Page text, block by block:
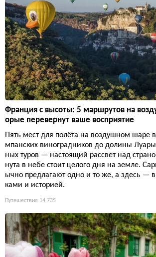
Франция с высоты: 5 маршрутов на
орые перевернут ваше восприятие
Пять мест для полёта на воздушном шаре
мпанских виноградников до долины
ных туров — настоящий рассвет над
нута в небе стоит целого дня на земле.
ычно предлагают одно и то же, а здесь —
ками и историей.
Путешествия 14 735